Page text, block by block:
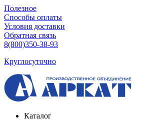
Полезное
Способы оплаты
Условия доставки
Обратная связь
8(800)350-38-93
Круглосуточно
Каталог